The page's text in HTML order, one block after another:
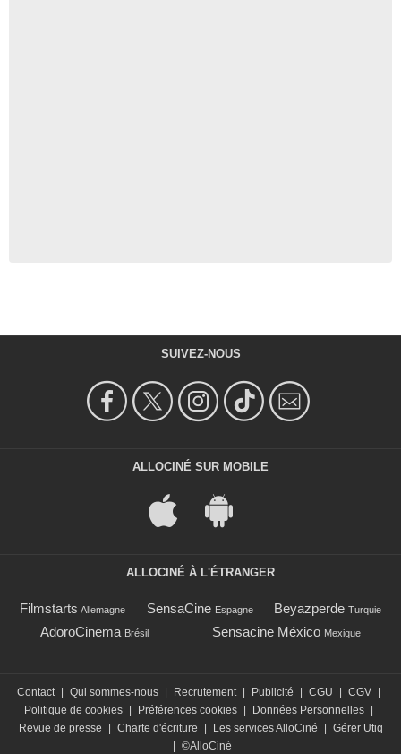
SUIVEZ-NOUS
ALLOCINÉ SUR MOBILE
ALLOCINÉ À L'ÉTRANGER
Filmstarts Allemagne SensaCine Espagne Beyazperde Turquie
AdoroCinema Brésil Sensacine México Mexique
Contact | Qui sommes-nous | Recrutement | Publicité | CGU | CGV |
Politique de cookies | Préférences cookies | Données Personnelles |
Revue de presse
| Charte d'écriture | Les services AlloCiné | Gérer Utiq
| ©AlloCiné